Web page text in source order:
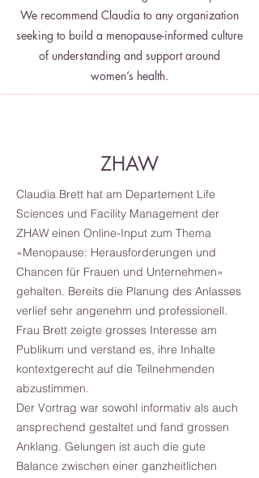
We recommend Claudia to any organization
seeking to build a menopause-informed culture
of understanding and support around
women’s health.
ZHAW
Claudia Brett hat am Departement Life
Sciences und Facility Management der
ZHAW einen Online-Input zum Thema
«Menopause: Herausforderungen und
Chancen für Frauen und Unternehmen»
gehalten. Bereits die Planung des Anlasses
verlief sehr angenehm und professionell.
Frau Brett zeigte grosses Interesse am
Publikum und verstand es, ihre Inhalte
kontextgerecht auf die Teilnehmenden
abzustimmen.
Der Vortrag war sowohl informativ als auch
ansprechend gestaltet und fand grossen
Anklang. Gelungen ist auch die gute
Balance zwischen einer ganzheitlichen